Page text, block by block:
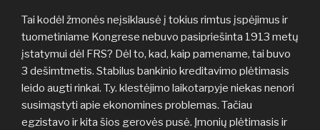
Tai kodėl žmonės neįsiklausė į tokius rimtus įspėjimus ir
tuometiniame Kongrese nebuvo pasipriešinta 1913 metų
įstatymui dėl FRS? Dėl to, kad, kaip pamename, tai buvo
3 dešimtmetis. Stabilus bankinio kreditavimo plėtimasis
leido augti rinkai. T.y. klestėjimo laikotarpyje niekas nenori
susimąstyti apie ekonomines problemas. Tačiau
egzistavo ir kita šios gerovės pusė. Įmonių plėtimasis ir